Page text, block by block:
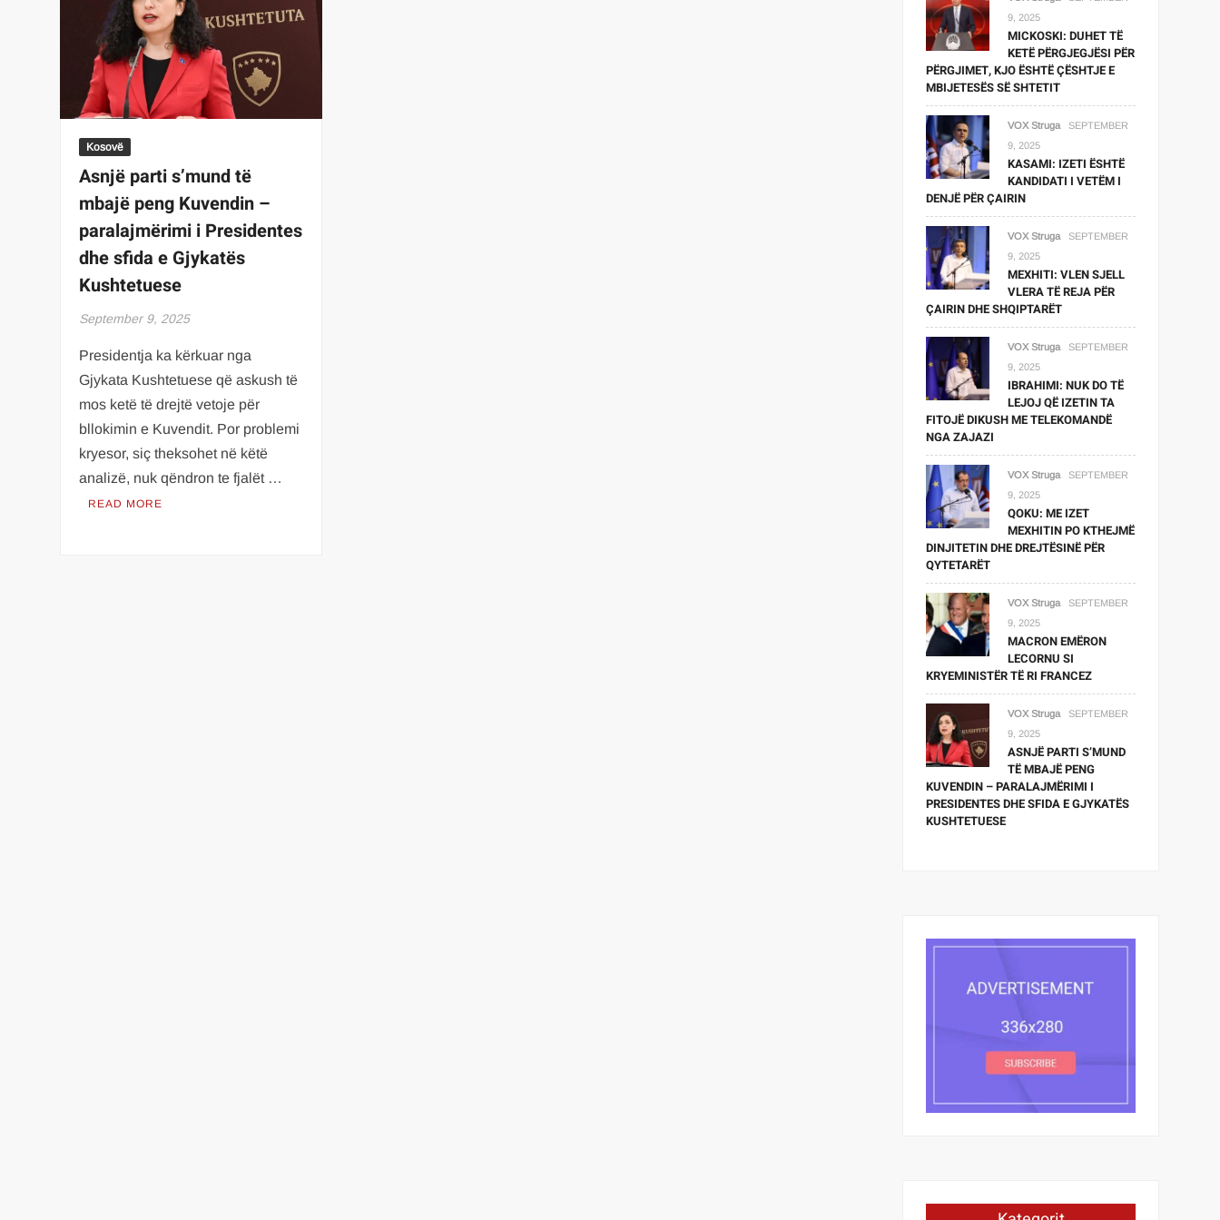
Kosovë
Asnjë parti s’mund të
mbajë peng Kuvendin –
paralajmërimi i Presidentes
dhe sfida e Gjykatës
Kushtetuese
September 9, 2025
Presidentja ka kërkuar nga
Gjykata Kushtetuese që askush të
mos ketë të drejtë vetoje për
bllokimin e Kuvendit. Por problemi
kryesor, siç theksohet në këtë
analizë, nuk qëndron te fjalët …
READ MORE
9, 2025
MICKOSKI: DUHET TË
KETË PËRGJEGJËSI PËR
PËRGJIMET, KJO ËSHTË ÇËSHTJE E
MBIJETESËS SË SHTETIT
VOX Struga
SEPTEMBER
9, 2025
KASAMI: IZETI ËSHTË
KANDIDATI I VETËM I
DENJË PËR ÇAIRIN
VOX Struga
SEPTEMBER
9, 2025
MEXHITI: VLEN SJELL
VLERA TË REJA PËR
ÇAIRIN DHE SHQIPTARËT
VOX Struga
SEPTEMBER
9, 2025
IBRAHIMI: NUK DO TË
LEJOJ QË IZETIN TA
FITOJË DIKUSH ME TELEKOMANDË
NGA ZAJAZI
VOX Struga
SEPTEMBER
9, 2025
QOKU: ME IZET
MEXHITIN PO KTHEJMË
DINJITETIN DHE DREJTËSINË PËR
QYTETARËT
VOX Struga
SEPTEMBER
9, 2025
MACRON EMËRON
LECORNU SI
KRYEMINISTËR TË RI FRANCEZ
VOX Struga
SEPTEMBER
9, 2025
ASNJË PARTI S’MUND
TË MBAJË PENG
KUVENDIN – PARALAJMËRIMI I
PRESIDENTES DHE SFIDA E GJYKATËS
KUSHTETUESE